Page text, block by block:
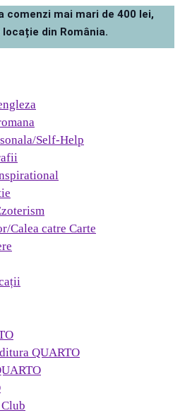
comenzi mai mari de 400 lei,
din România.
Self-Help
Calea catre Carte
QUARTO